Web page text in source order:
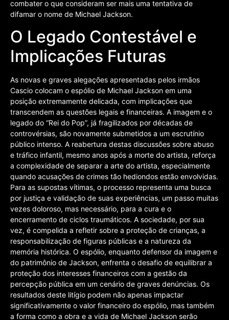
combater o que consideram ser mais uma tentativa de
difamar o nome de Michael Jackson.
O Legado Contestável e
Implicações Futuras
As novas e graves alegações apresentadas pelos irmãos
Cascio colocam o espólio de Michael Jackson em uma
posição extremamente delicada, com implicações que
transcendem as questões legais e financeiras. A imagem e o
legado do “Rei do Pop”, já fragilizados por décadas de
controvérsias, são novamente submetidos a um escrutínio
público intenso. A reabertura destas discussões sobre abuso
e tráfico infantil, mesmo anos após a morte do artista, reforça
a complexidade de separar a arte do artista, especialmente
quando acusações de crimes tão hediondos estão envolvidas.
Para as supostas vítimas, o processo representa uma busca
por justiça e validação de suas experiências, um passo muitas
vezes doloroso, mas necessário, para a cura e o
encerramento de ciclos traumáticos. A sociedade, por sua
vez, é compelida a refletir sobre a proteção de crianças, a
responsabilização de figuras públicas e a natureza da
memória histórica. O espólio, enquanto defensor da imagem e
do patrimônio de Jackson, enfrenta o desafio de equilibrar a
proteção dos interesses financeiros com a gestão da
percepção pública em um cenário de graves denúncias. Os
resultados deste litígio podem não apenas impactar
significativamente o valor financeiro do espólio, mas também
a forma como a obra e a vida de Michael Jackson serão